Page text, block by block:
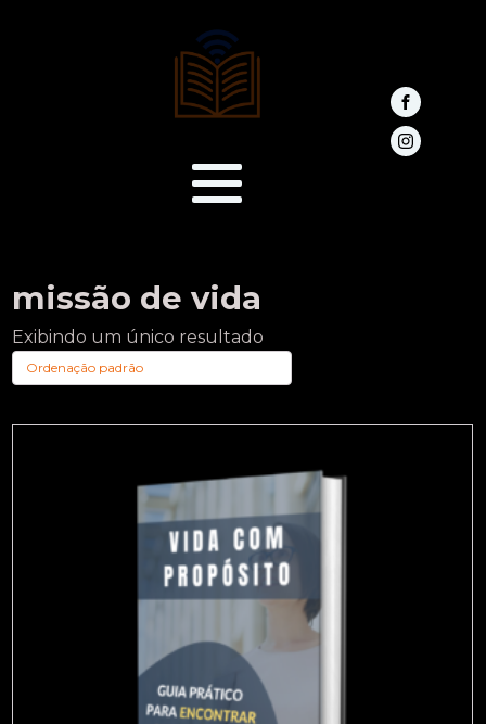
missão de vida
Exibindo um único resultado